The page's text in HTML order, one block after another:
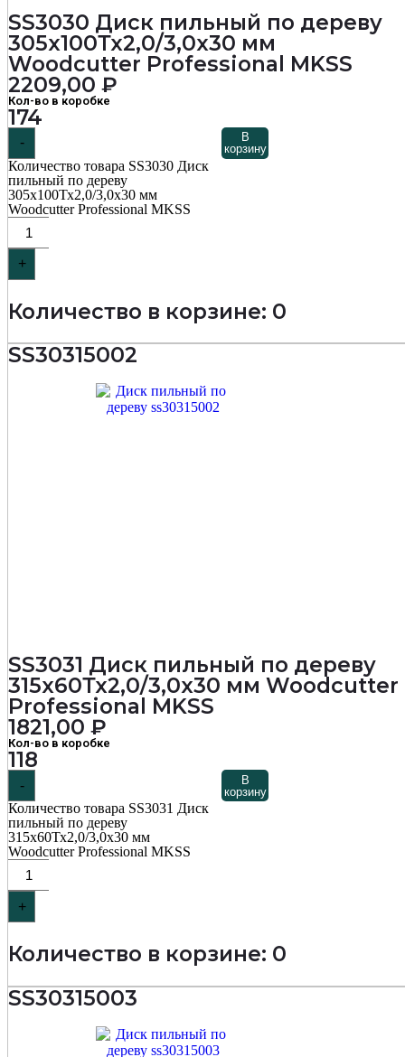
SS3030 Диск пильный по дереву
305х100Тх2,0/3,0х30 мм
Woodcutter Professional MKSS
2209,00 ₽
Кол-во в коробке
174
-
Количество товара SS3030 Диск
пильный по дереву
305х100Тх2,0/3,0х30 мм
Woodcutter Professional MKSS
+
В
корзину
Количество в корзине: 0
SS30315002
SS3031 Диск пильный по дереву
315х60Тх2,0/3,0х30 мм Woodcutter
Professional MKSS
1821,00 ₽
Кол-во в коробке
118
-
Количество товара SS3031 Диск
пильный по дереву
315х60Тх2,0/3,0х30 мм
Woodcutter Professional MKSS
+
В
корзину
Количество в корзине: 0
SS30315003